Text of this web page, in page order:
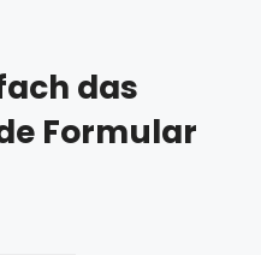
das
Formular